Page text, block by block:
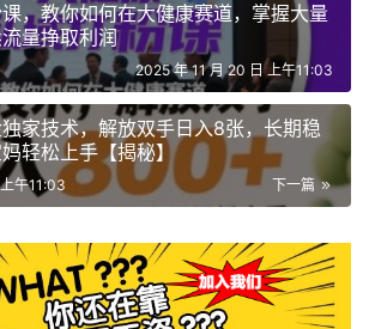
，​教你如何在大健康赛道，掌握大量
量挣取利润
2025 年 11 月 20 日 上午11:03
家技术，解放双手日入8张，长期稳
轻松上手【揭秘】
下一篇
午11:03